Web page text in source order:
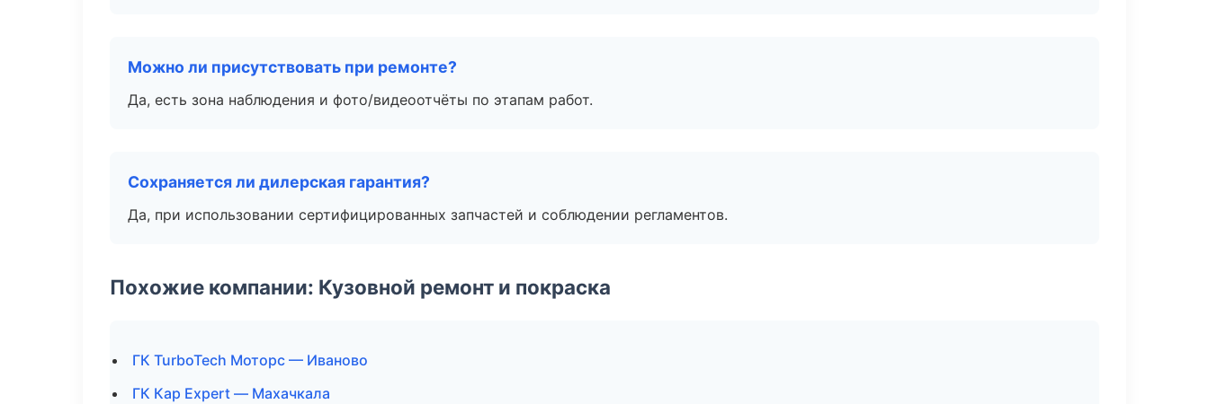
Можно ли присутствовать при ремонте?
Да, есть зона наблюдения и фото/видеоотчёты по этапам работ.
Сохраняется ли дилерская гарантия?
Да, при использовании сертифицированных запчастей и соблюдении регламентов.
Похожие компании: Кузовной ремонт и покраска
ГК TurboTech Моторс — Иваново
ГК Кар Expert — Махачкала